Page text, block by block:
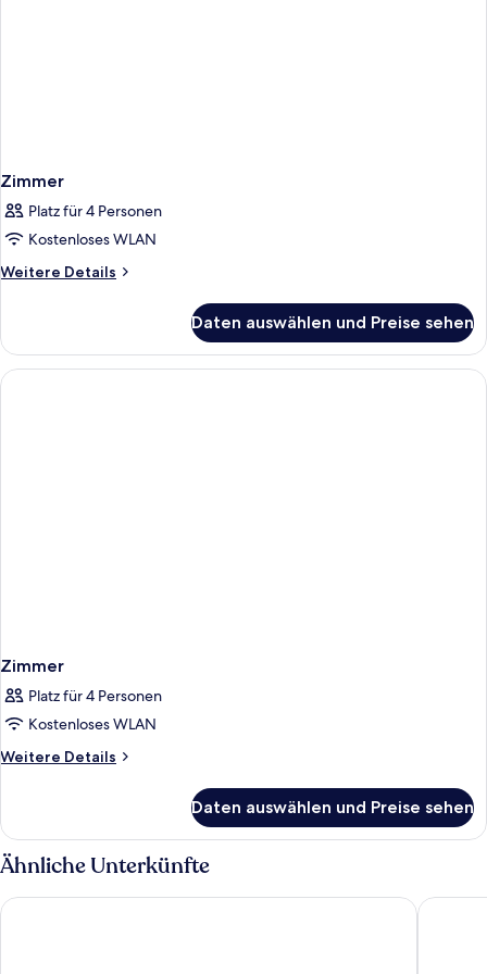
Zimmer
Platz für 4 Personen
Kostenloses WLAN
Weitere Details
Weitere
Daten auswählen und Preise sehen
Zimmer
Platz für 4 Personen
Kostenloses WLAN
Weitere Details
Weitere
Daten auswählen und Preise sehen
Ähnliche Unterkünfte
The Dagny Boston Hyatt